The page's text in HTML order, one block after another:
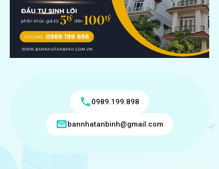
0989.199.898
bannhatanbinh@gmail.com